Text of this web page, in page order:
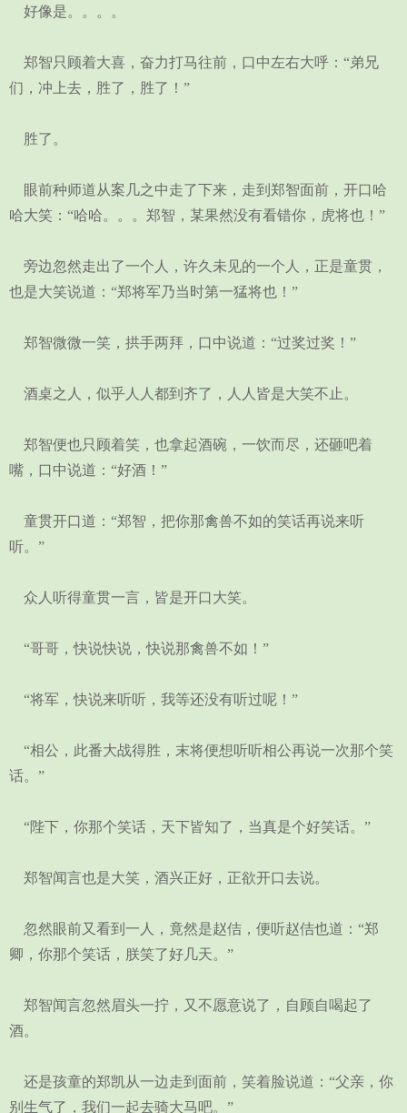
好像是。。。。
郑智只顾着大喜，奋力打马往前，口中左右大呼：“弟兄
们，冲上去，胜了，胜了！”
胜了。
眼前种师道从案几之中走了下来，走到郑智面前，开口哈
哈大笑：“哈哈。。。郑智，某果然没有看错你，虎将也！”
旁边忽然走出了一个人，许久未见的一个人，正是童贯，
也是大笑说道：“郑将军乃当时第一猛将也！”
郑智微微一笑，拱手两拜，口中说道：“过奖过奖！”
酒桌之人，似乎人人都到齐了，人人皆是大笑不止。
郑智便也只顾着笑，也拿起酒碗，一饮而尽，还砸吧着
嘴，口中说道：“好酒！”
童贯开口道：“郑智，把你那禽兽不如的笑话再说来听
听。”
众人听得童贯一言，皆是开口大笑。
“哥哥，快说快说，快说那禽兽不如！”
“将军，快说来听听，我等还没有听过呢！”
“相公，此番大战得胜，末将便想听听相公再说一次那个笑
话。”
“陛下，你那个笑话，天下皆知了，当真是个好笑话。”
郑智闻言也是大笑，酒兴正好，正欲开口去说。
忽然眼前又看到一人，竟然是赵佶，便听赵佶也道：“郑
卿，你那个笑话，朕笑了好几天。”
郑智闻言忽然眉头一拧，又不愿意说了，自顾自喝起了
酒。
还是孩童的郑凯从一边走到面前，笑着脸说道：“父亲，你
别生气了，我们一起去骑大马吧。”